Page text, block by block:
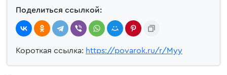
Поделиться ссылкой:
Короткая ссылка: https://povarok.ru/r/Myy